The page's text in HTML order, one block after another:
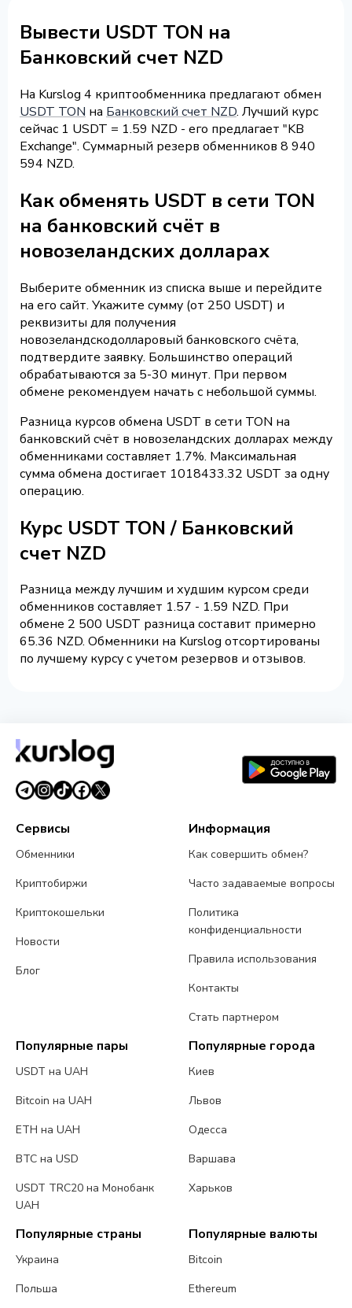
Вывести USDT TON на
Банковский счет NZD
На Kurslog 4 криптообменника предлагают обмен
USDT TON на Банковский счет NZD. Лучший курс
сейчас 1 USDT = 1.59 NZD - его предлагает "KB
Exchange". Суммарный резерв обменников 8 940
594 NZD.
Как обменять USDT в сети TON
на банковский счёт в
новозеландских долларах
Выберите обменник из списка выше и перейдите
на его сайт. Укажите сумму (от 250 USDT) и
реквизиты для получения
новозеландскодолларовый банковского счёта,
подтвердите заявку. Большинство операций
обрабатываются за 5-30 минут. При первом
обмене рекомендуем начать с небольшой суммы.
Разница курсов обмена USDT в сети TON на
банковский счёт в новозеландских долларах между
обменниками составляет 1.7%. Максимальная
сумма обмена достигает 1018433.32 USDT за одну
операцию.
Курс USDT TON / Банковский
счет NZD
Разница между лучшим и худшим курсом среди
обменников составляет 1.57 - 1.59 NZD. При
обмене 2 500 USDT разница составит примерно
65.36 NZD. Обменники на Kurslog отсортированы
по лучшему курсу с учетом резервов и отзывов.
Сервисы
Обменники
Криптобиржи
Криптокошельки
Новости
Блог
Информация
Как совершить обмен?
Часто задаваемые вопросы
Политика
конфиденциальности
Правила использования
Контакты
Стать партнером
Популярные пары
USDT на UAH
Bitcoin на UAH
ETH на UAH
BTC на USD
USDT TRC20 на Монобанк
UAH
Популярные города
Киев
Львов
Одесса
Варшава
Харьков
Популярные страны
Украина
Польша
Популярные валюты
Bitcoin
Ethereum